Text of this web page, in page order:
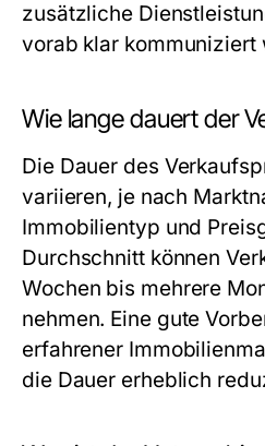
zusätzliche
vorab klar kommuniziert
Wie lange dauert der
Die Dauer des
variieren, je nach
Immobilientyp und
Durchschnitt können
Wochen bis mehrere
nehmen. Eine gute
erfahrener
die Dauer erheblich